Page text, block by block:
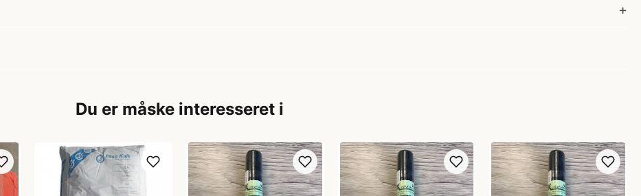
Du er måske interesseret i